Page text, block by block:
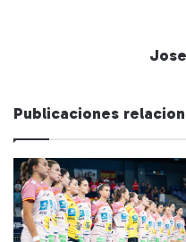
Publicaciones